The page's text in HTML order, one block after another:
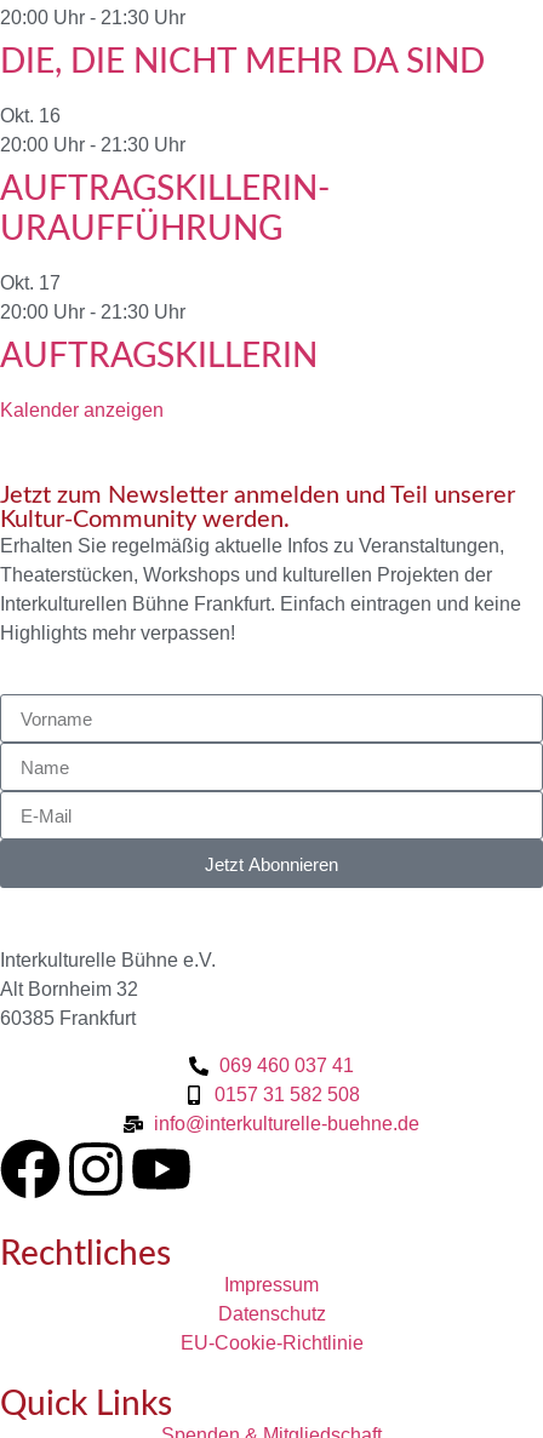
20:00 Uhr - 21:30 Uhr
DIE, DIE NICHT MEHR DA SIND
Okt. 16
20:00 Uhr - 21:30 Uhr
AUFTRAGSKILLERIN-
URAUFFÜHRUNG
Okt. 17
20:00 Uhr - 21:30 Uhr
AUFTRAGSKILLERIN
Kalender anzeigen
Jetzt zum Newsletter anmelden und Teil unserer
Kultur-Community werden.
Erhalten Sie regelmäßig aktuelle Infos zu Veranstaltungen,
Theaterstücken, Workshops und kulturellen Projekten der
Interkulturellen Bühne Frankfurt. Einfach eintragen und keine
Highlights mehr verpassen!
Jetzt Abonnieren
Interkulturelle Bühne e.V.
Alt Bornheim 32
60385 Frankfurt
069 460 037 41
0157 31 582 508
info@interkulturelle-buehne.de
Rechtliches
Impressum
Datenschutz
EU-Cookie-Richtlinie
Quick Links